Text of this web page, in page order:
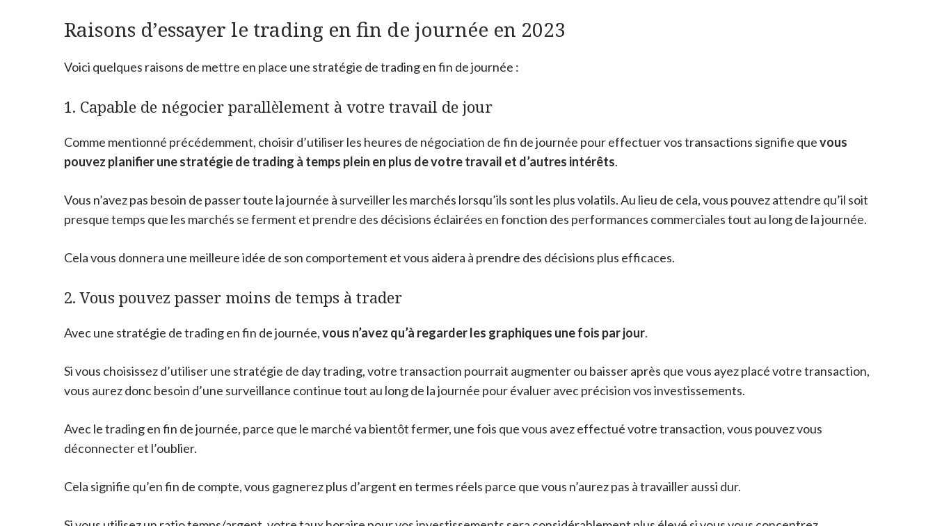
Raisons d’essayer le trading en fin de journée en 2023
Voici quelques raisons de mettre en place une stratégie de trading en fin de journée :
1. Capable de négocier parallèlement à votre travail de jour
Comme mentionné précédemment, choisir d’utiliser les heures de négociation de fin de journée pour effectuer vos transactions signifie quevous
pouvez planifier une stratégie de trading à temps plein en plus de votre travail et d’autres intérêts.
Vous n’avez pas besoin de passer toute la journée à surveiller les marchés lorsqu’ils sont les plus volatils. Au lieu de cela, vous pouvez attendre qu’il soit
presque temps que les marchés se ferment et prendre des décisions éclairées en fonction des performances commerciales tout au long de la journée.
Cela vous donnera une meilleure idée de son comportement et vous aidera à prendre des décisions plus efficaces.
2. Vous pouvez passer moins de temps à trader
Avec une stratégie de trading en fin de journée,vous n’avez qu’à regarder les graphiques une fois par jour.
Si vous choisissez d’utiliser une stratégie de day trading, votre transaction pourrait augmenter ou baisser après que vous ayez placé votre transaction,
vous aurez donc besoin d’une surveillance continue tout au long de la journée pour évaluer avec précision vos investissements.
Avec le trading en fin de journée, parce que le marché va bientôt fermer, une fois que vous avez effectué votre transaction, vous pouvez vous
déconnecter et l’oublier.
Cela signifie qu’en fin de compte, vous gagnerez plus d’argent en termes réels parce que vous n’aurez pas à travailler aussi dur.